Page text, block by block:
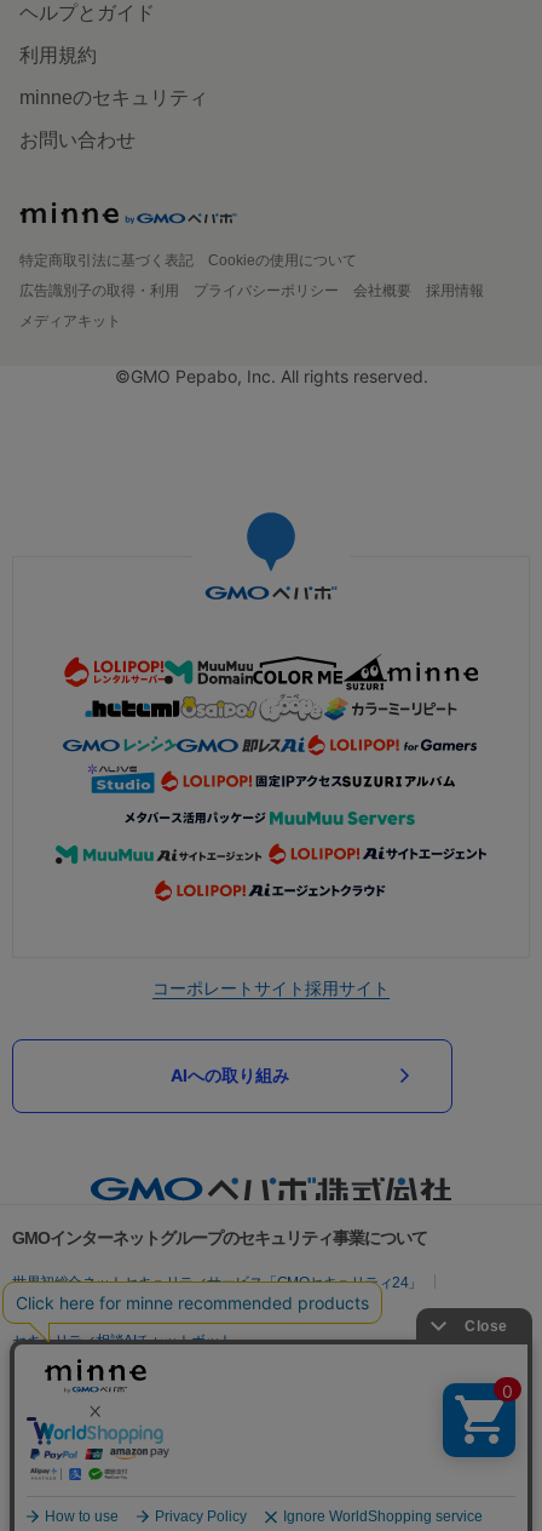
ヘルプとガイド
利用規約
minneのセキュリティ
お問い合わせ
特定商取引法に基づく表記
Cookieの使用について
広告識別子の取得・利用
プライバシーポリシー 会社概要
採用情報
メディアキット
©GMO Pepabo, Inc. All rights reserved.
コーポレートサイト採用サイト
AIへの取り組み
GMOインターネットグループのセキュリティ事業について
世界初総合ネットセキュリティサービス「GMOセキュリティ24」
パスワード漏洩診断
Webサイトリスク診断
セキュリティ相談AIチャットボット
実在証明・盗聴対策
サイバー攻撃対策（GMO Flatt Security）
セキュリティ事業の軌跡